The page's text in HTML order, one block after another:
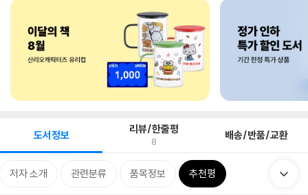
도서정보 리뷰/한줄평
8 배송/반품/교환
저자 소개 관련분류 품목정보 추천평